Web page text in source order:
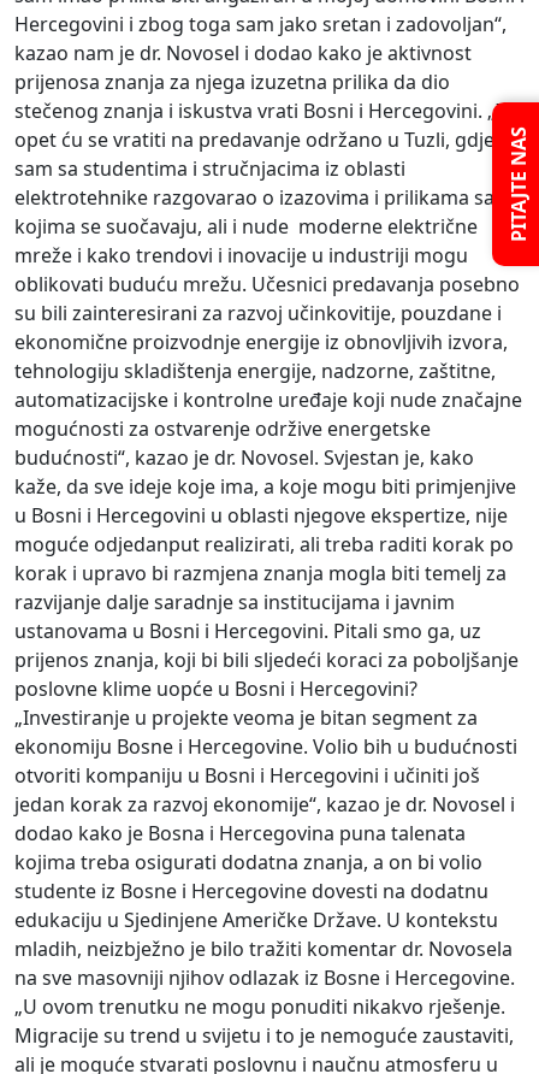
PITAJTE NAS
Hercegovini i zbog toga sam jako sretan i zadovoljan“,
kazao nam je dr. Novosel i dodao kako je aktivnost
prijenosa znanja za njega izuzetna prilika da dio
stečenog znanja i iskustva vrati Bosni i Hercegovini. „I
opet ću se vratiti na predavanje održano u Tuzli, gdje
sam sa studentima i stručnjacima iz oblasti
elektrotehnike razgovarao o izazovima i prilikama sa
kojima se suočavaju, ali i nude moderne električne
mreže i kako trendovi i inovacije u industriji mogu
oblikovati buduću mrežu. Učesnici predavanja posebno
su bili zainteresirani za razvoj učinkovitije, pouzdane i
ekonomične proizvodnje energije iz obnovljivih izvora,
tehnologiju skladištenja energije, nadzorne, zaštitne,
automatizacijske i kontrolne uređaje koji nude značajne
mogućnosti za ostvarenje održive energetske
budućnosti“, kazao je dr. Novosel. Svjestan je, kako
kaže, da sve ideje koje ima, a koje mogu biti primjenjive
u Bosni i Hercegovini u oblasti njegove ekspertize, nije
moguće odjedanput realizirati, ali treba raditi korak po
korak i upravo bi razmjena znanja mogla biti temelj za
razvijanje dalje saradnje sa institucijama i javnim
ustanovama u Bosni i Hercegovini. Pitali smo ga, uz
prijenos znanja, koji bi bili sljedeći koraci za poboljšanje
poslovne klime uopće u Bosni i Hercegovini?
„Investiranje u projekte veoma je bitan segment za
ekonomiju Bosne i Hercegovine. Volio bih u budućnosti
otvoriti kompaniju u Bosni i Hercegovini i učiniti još
jedan korak za razvoj ekonomije“, kazao je dr. Novosel i
dodao kako je Bosna i Hercegovina puna talenata
kojima treba osigurati dodatna znanja, a on bi volio
studente iz Bosne i Hercegovine dovesti na dodatnu
edukaciju u Sjedinjene Američke Države. U kontekstu
mladih, neizbježno je bilo tražiti komentar dr. Novosela
na sve masovniji njihov odlazak iz Bosne i Hercegovine.
„U ovom trenutku ne mogu ponuditi nikakvo rješenje.
Migracije su trend u svijetu i to je nemoguće zaustaviti,
ali je moguće stvarati poslovnu i naučnu atmosferu u